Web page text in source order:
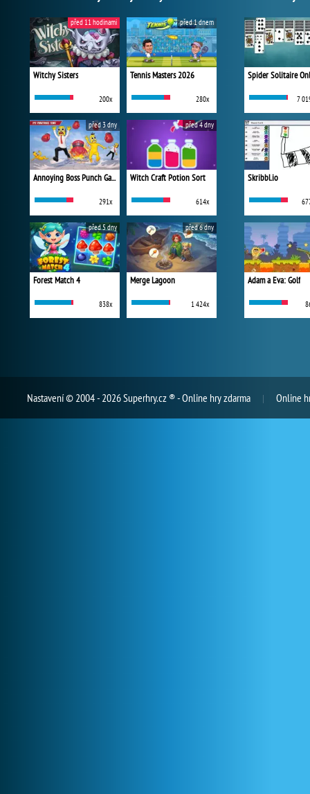
Witchy Sisters
200x
před 11 hodinami
Tennis Masters 2026
280x
před 1 dnem
Annoying Boss Punch Game
291x
před 3 dny
Witch Craft Potion Sort
614x
před 4 dny
Forest Match 4
838x
před 5 dny
Merge Lagoon
1 424x
před 6 dny
Spider Solitaire
7
Skribbl.io
Adam a Eva: Golf
Nastavení© 2004 - 2026 Superhry.cz ® - Online hry zdarma Online